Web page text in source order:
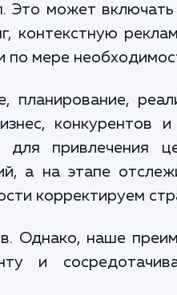
Это может
контекстную
по мере
планирование,
конкурентов
для привлечения
а на этапе
корректируем
Однако, наше
и